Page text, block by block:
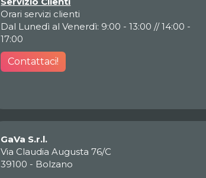
Orari servizi clienti
Dal Lunedì al Venerdì: 9:00 - 13:00 // 14:00 -
17:00
Contattaci!
GaVa S.r.l.
Via Claudia Augusta 76/C
39100 - Bolzano